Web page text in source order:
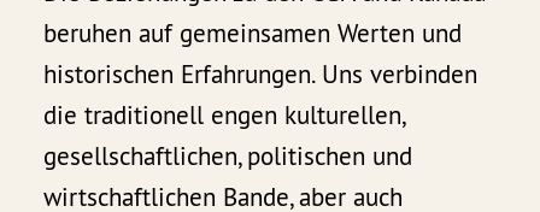
beruhen auf gemeinsamen Werten und
historischen Erfahrungen. Uns verbinden
die traditionell engen kulturellen,
gesellschaftlichen, politischen und
wirtschaftlichen Bande, aber auch